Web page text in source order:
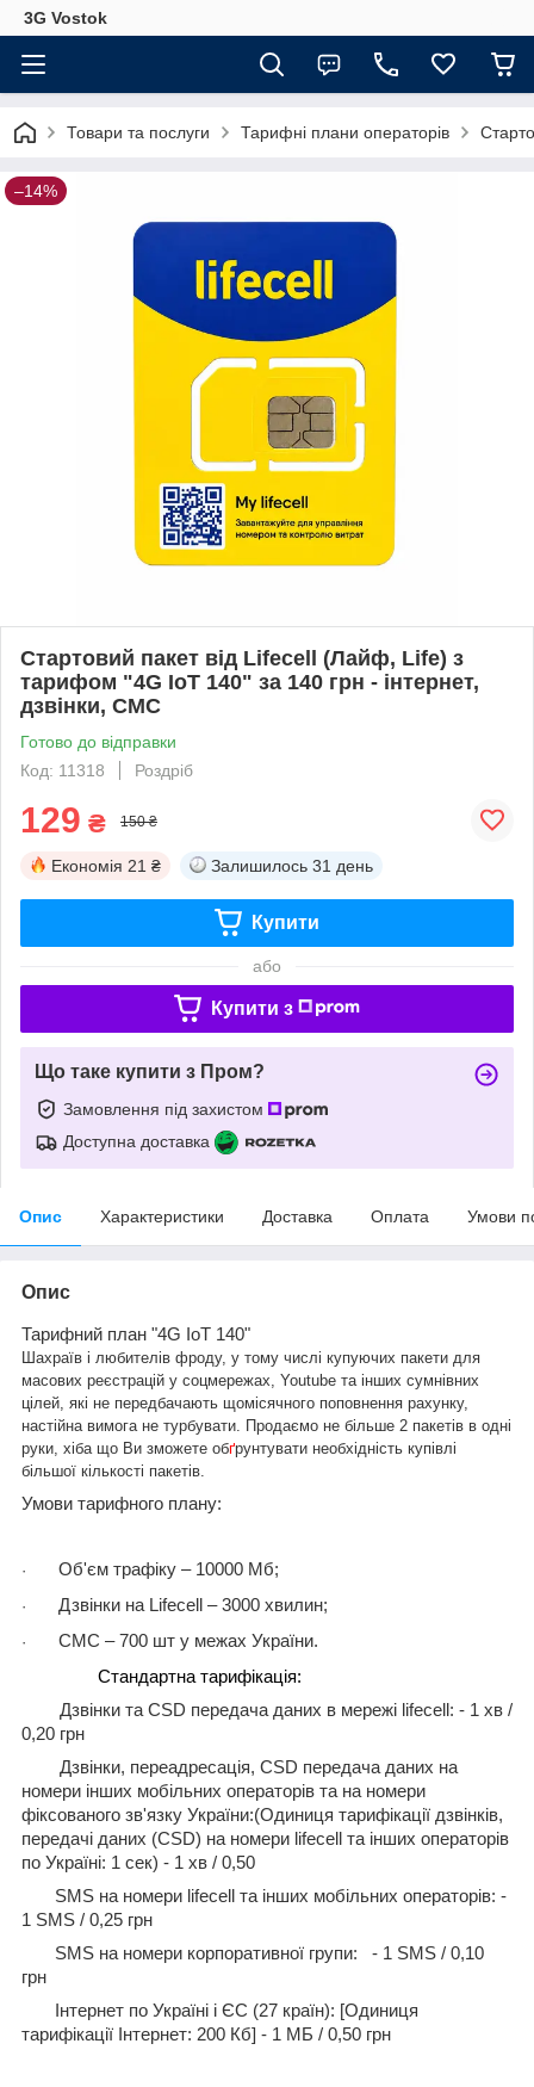
3G Vostok
Товари та послуги Тарифні плани операторів
–14%
Стартовий пакет від Lifecell (Лайф, Life) з
тарифом "4G IoT 140" за 140 грн - інтернет,
дзвінки, СМС
Готово до відправки
Код: 11318
Роздріб
129 ₴ 150 ₴
Економія 21 ₴ Залишилось 31 день
Купити
або
Купити з
Що таке купити з Пром?
Замовлення під захистом
Доступна доставка
Опис Характеристики Доставка Оплата Умови
Опис
Тарифний план "4G IoT 140"
Шахраїв і любителів фроду, у тому числі купуючих пакети для
масових реєстрацій у соцмережах, Youtube та інших сумнівних
цілей, які не передбачають щомісячного поповнення рахунку,
настійна вимога не турбувати. Продаємо не більше 2 пакетів в одні
руки, хіба що Ви зможете обґрунтувати необхідність купівлі
більшої кількості пакетів.
Умови тарифного плану:
· Об'єм трафіку – 10000 Мб;
· Дзвінки на Lifecell – 3000 хвилин;
·
СМС – 700 шт у межах України.
Стандартна тарифікація:
Дзвінки та CSD передача даних в мережі lifecell: - 1 хв /
0,20 грн
Дзвінки, переадресація, CSD передача даних на
номери інших мобільних операторів та на номери
фіксованого зв'язку України:(Одиниця тарифікації дзвінків,
передачі даних (CSD) на номери lifecell та інших операторів
по Україні: 1 сек) - 1 хв / 0,50
SMS на номери lifecell та інших мобільних операторів: -
1 SMS / 0,25 грн
SMS на номери корпоративної групи:
- 1 SMS / 0,10
грн
Інтернет по Україні і ЄС (27 країн): [Одиниця
тарифікації Інтернет: 200 Кб] - 1 MБ / 0,50 грн